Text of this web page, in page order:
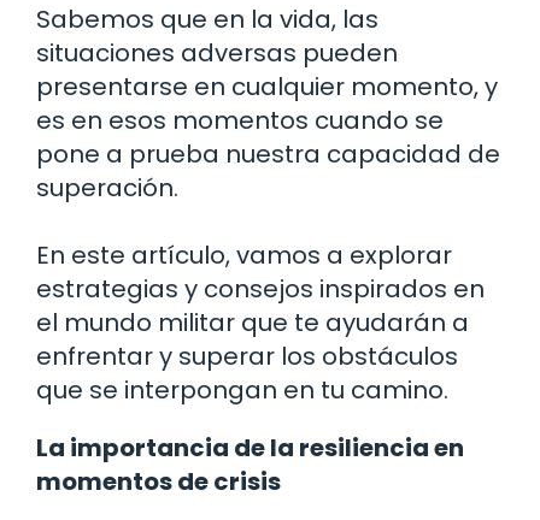
Sabemos que en la vida, las
situaciones adversas pueden
presentarse en cualquier momento, y
es en esos momentos cuando se
pone a prueba nuestra capacidad de
superación.
En este artículo, vamos a explorar
estrategias y consejos inspirados en
el mundo militar que te ayudarán a
enfrentar y superar los obstáculos
que se interpongan en tu camino.
La importancia de la resiliencia en
momentos de crisis